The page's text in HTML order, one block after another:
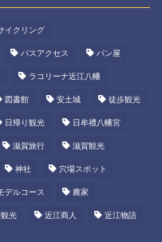
イクリング
バスアクセス パン屋
ラコリーナ近江八幡
図書館 安土城 徒歩観光
日帰り観光 日牟禮八幡宮
滋賀旅行 滋賀観光
神社 穴場スポット
デルコース 農家
光 近江商人 近江物語